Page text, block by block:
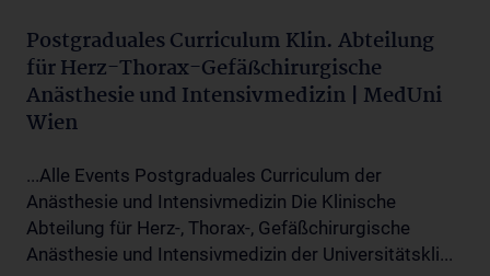
Postgraduales Curriculum Klin. Abteilung
für Herz-Thorax-Gefäßchirurgische
Anästhesie und Intensivmedizin | MedUni
Wien
...Alle Events Postgraduales Curriculum der
Anästhesie und Intensivmedizin Die Klinische
Abteilung für Herz-, Thorax-, Gefäßchirurgische
Anästhesie und Intensivmedizin der Universitätskli...